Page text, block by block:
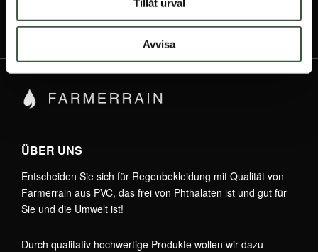
Tillåt urval
Avvisa
ÜBER UNS
Entscheiden Sie sich für Regenbekleidung mit Qualität von
Farmerrain aus PVC, das frei von Phthalaten ist und gut für
Sie und die Umwelt ist!
Durch qualitativ hochwertige Produkte wollen wir dazu